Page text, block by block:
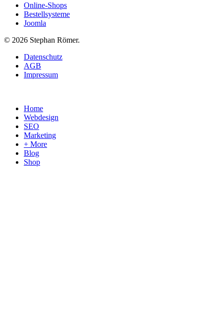
Online-Shops
Bestellsysteme
Joomla
© 2026 Stephan Römer.
Datenschutz
AGB
Impressum
Home
Webdesign
SEO
Marketing
+ More
Blog
Shop